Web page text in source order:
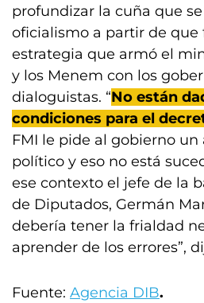
profundizar la cuña que
oficialismo a partir de que
estrategia que armó el
y los Menem con los
dialoguistas. “No están
condiciones para el
FMI le pide al gobierno
político y eso no está
ese contexto el jefe de la
de Diputados, Germán
debería tener la frialdad
aprender de los errores”,
Fuente: Agencia DIB.